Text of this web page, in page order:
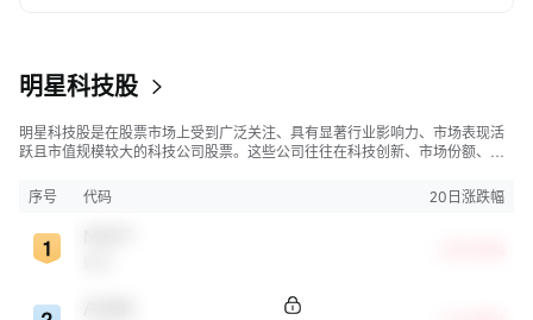
明星科技股
明星科技股是在股票市场上受到广泛关注、具有显著行业影响力、市场表现活
跃且市值规模较大的科技公司股票。这些公司往往在科技创新、市场份额、品
市，特别是科技行业板块乃至全球经济具有显著影响。
序号 代码 20日涨跌幅